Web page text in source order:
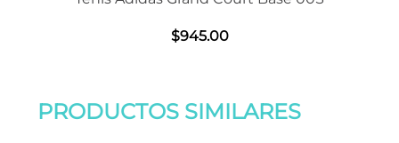
$945.00
PRODUCTOS SIMILARES